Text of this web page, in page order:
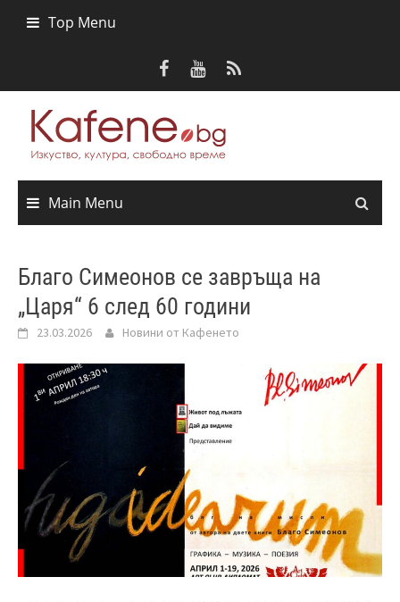
Top Menu
Main Menu
Благо Симеонов се завръща на
„Царя“ 6 след 60 години
23.03.2026 Новини от Кафенето